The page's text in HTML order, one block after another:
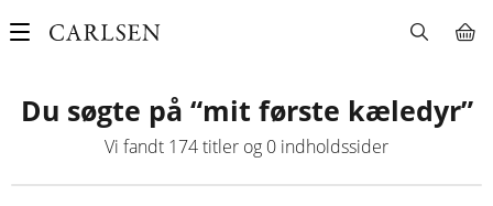
Main
Du søgte på “mit første kæledyr”
Vi fandt 174titler og 0 indholdssider